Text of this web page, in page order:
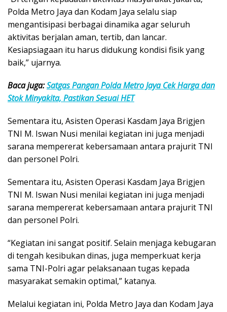
Polda Metro Jaya dan Kodam Jaya selalu siap
mengantisipasi berbagai dinamika agar seluruh
aktivitas berjalan aman, tertib, dan lancar.
Kesiapsiagaan itu harus didukung kondisi fisik yang
baik,” ujarnya.
Baca juga:Satgas Pangan Polda Metro Jaya Cek Harga dan
Stok Minyakita, Pastikan Sesuai HET
Sementara itu, Asisten Operasi Kasdam Jaya Brigjen
TNI M. Iswan Nusi menilai kegiatan ini juga menjadi
sarana mempererat kebersamaan antara prajurit TNI
dan personel Polri.
Sementara itu, Asisten Operasi Kasdam Jaya Brigjen
TNI M. Iswan Nusi menilai kegiatan ini juga menjadi
sarana mempererat kebersamaan antara prajurit TNI
dan personel Polri.
“Kegiatan ini sangat positif. Selain menjaga kebugaran
di tengah kesibukan dinas, juga memperkuat kerja
sama TNI-Polri agar pelaksanaan tugas kepada
masyarakat semakin optimal,” katanya.
Melalui kegiatan ini, Polda Metro Jaya dan Kodam Jaya